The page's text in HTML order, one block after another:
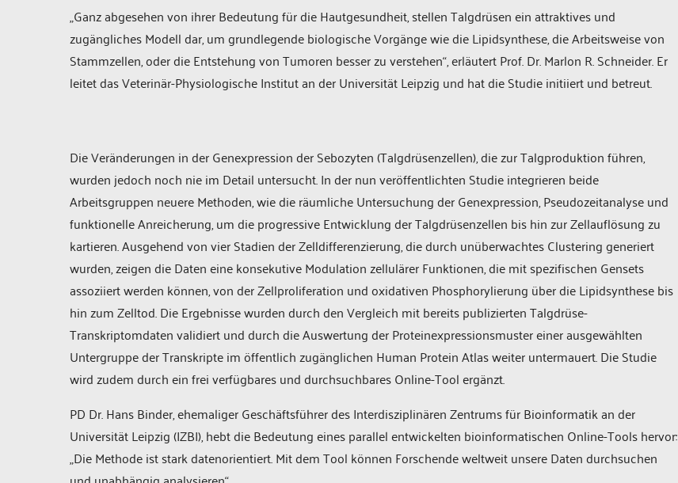
„Ganz abgesehen von ihrer Bedeutung für die Hautgesundheit, stellen Talgdrüsen ein attraktives und
zugängliches Modell dar, um grundlegende biologische Vorgänge wie die Lipidsynthese, die Arbeitsweise von
Stammzellen, oder die Entstehung von Tumoren besser zu verstehen“, erläutert Prof. Dr. Marlon R. Schneider. Er
leitet das Veterinär-Physiologische Institut an der Universität Leipzig und hat die Studie initiiert und betreut.
Die Veränderungen in der Genexpression der Sebozyten (Talgdrüsenzellen), die zur Talgproduktion führen,
wurden jedoch noch nie im Detail untersucht. In der nun veröffentlichten Studie integrieren beide
Arbeitsgruppen neuere Methoden, wie die räumliche Untersuchung der Genexpression, Pseudozeitanalyse und
funktionelle Anreicherung, um die progressive Entwicklung der Talgdrüsenzellen bis hin zur Zellauflösung zu
kartieren. Ausgehend von vier Stadien der Zelldifferenzierung, die durch unüberwachtes Clustering generiert
wurden, zeigen die Daten eine konsekutive Modulation zellulärer Funktionen, die mit spezifischen Gensets
assoziiert werden können, von der Zellproliferation und oxidativen Phosphorylierung über die Lipidsynthese bis
hin zum Zelltod. Die Ergebnisse wurden durch den Vergleich mit bereits publizierten Talgdrüse-
Transkriptomdaten validiert und durch die Auswertung der Proteinexpressionsmuster einer ausgewählten
Untergruppe der Transkripte im öffentlich zugänglichen Human Protein Atlas weiter untermauert. Die Studie
wird zudem durch ein frei verfügbares und durchsuchbares Online-Tool ergänzt.
PD Dr. Hans Binder, ehemaliger Geschäftsführer des Interdisziplinären Zentrums für Bioinformatik an der
Universität Leipzig (IZBI), hebt die Bedeutung eines parallel entwickelten bioinformatischen Online-Tools hervor:
„Die Methode ist stark datenorientiert. Mit dem Tool können Forschende weltweit unsere Daten durchsuchen